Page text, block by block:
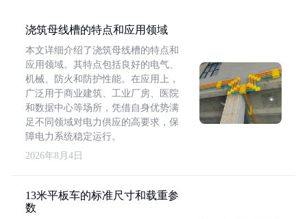
浇筑母线槽的特点和应用领域
本文详细介绍了浇筑母线槽的特点和
应用领域。其特点包括良好的电气、
机械、防火和防护性能。在应用上，
广泛用于商业建筑、工业厂房、医院
和数据中心等场所，凭借自身优势满
足不同领域对电力供应的高要求，保
障电力系统稳定运行。
2026年8月4日
13米平板车的标准尺寸和载重参
数